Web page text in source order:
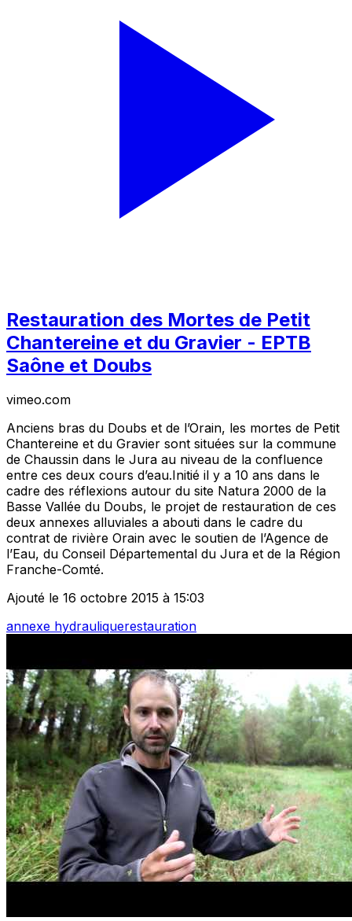
Restauration des Mortes de Petit
Chantereine et du Gravier - EPTB
Saône et Doubs
vimeo.com
Anciens bras du Doubs et de l’Orain, les mortes de Petit
Chantereine et du Gravier sont situées sur la commune
de Chaussin dans le Jura au niveau de la confluence
entre ces deux cours d’eau.Initié il y a 10 ans dans le
cadre des réflexions autour du site Natura 2000 de la
Basse Vallée du Doubs, le projet de restauration de ces
deux annexes alluviales a abouti dans le cadre du
contrat de rivière Orain avec le soutien de l’Agence de
l’Eau, du Conseil Départemental du Jura et de la Région
Franche-Comté.
Ajouté le 16 octobre 2015 à 15:03
annexe hydrauliquerestauration